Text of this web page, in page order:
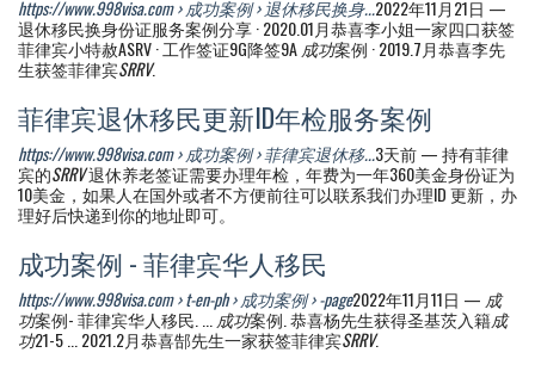
https://www.998visa.com › 成功案例 › 退休移民换身...2022年11月21日 —
退休移民换身份证服务案例分享 · 2020.01月恭喜李小姐一家四口获签
菲律宾小特赦ASRV · 工作签证9G降签9A 成功案例 · 2019.7月恭喜李先
生获签菲律宾SRRV.
菲律宾退休移民更新ID年检服务案例
https://www.998visa.com › 成功案例 › 菲律宾退休移...3天前 — 持有菲律
宾的SRRV退休养老签证需要办理年检，年费为一年360美金身份证为
10美金，如果人在国外或者不方便前往可以联系我们办理ID 更新，办
理好后快递到你的地址即可。
成功案例 - 菲律宾华人移民
https://www.998visa.com › t-en-ph › 成功案例 › -page2022年11月11日 — 成
功案例- 菲律宾华人移民. ... 成功案例. 恭喜杨先生获得圣基茨入籍成
功21-5 ... 2021.2月恭喜郜先生一家获签菲律宾SRRV.